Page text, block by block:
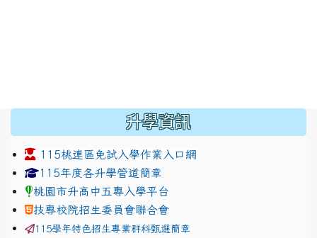
升學資訊
115桃連區免試入學作業入口網
link to https://www.jhjhs.tyc.edu.tw/modules/
115年度各升學管道簡章
桃園市升高中五專入學平台
技專校院招生委員會聯合會
115學年特色招生專業群科甄選簡章